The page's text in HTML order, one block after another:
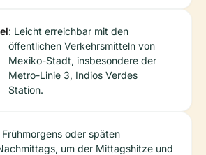
: Leicht erreichbar mit den
öffentlichen Verkehrsmitteln von
Mexiko-Stadt, insbesondere der
Metro-Linie 3, Indios Verdes
Station.
Frühmorgens oder späten
um der Mittagshitze und